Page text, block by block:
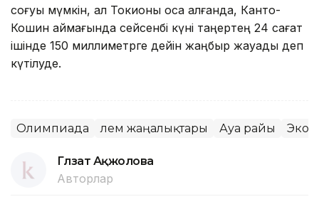
соғуы мүмкін, ал Токионы қоса алғанда, Канто-
Кошин аймағында сейсенбі күні таңертең 24 сағат
ішінде 150 миллиметрге дейін жаңбыр жауады деп
күтілуде.
Олимпиада Әлем жаңалықтары Ауа райы
Гүлзат Ақжолова
Авторлар